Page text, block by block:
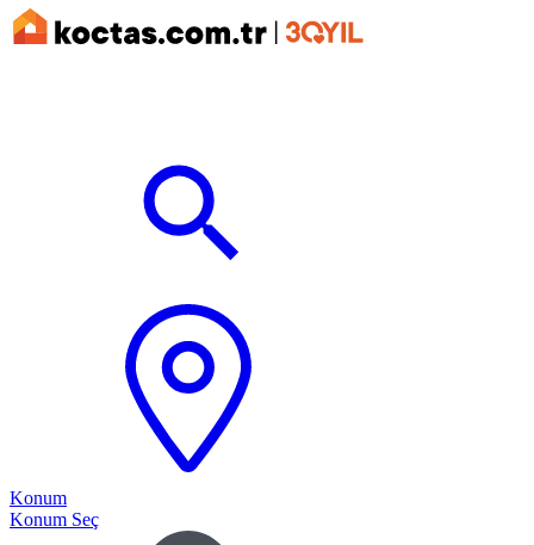
Konum
Konum Seç